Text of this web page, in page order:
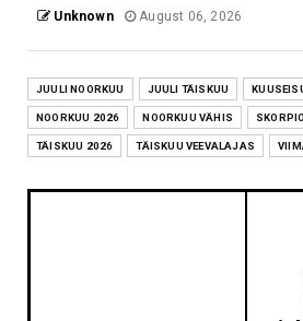
Unknown August 06, 2026
JUULI NOORKUU JUULI TÄISKUU
NOORKUU 2026 NOORKUU VÄHIS
TÄISKUU 2026 TÄISKUU VEEVALAJAS